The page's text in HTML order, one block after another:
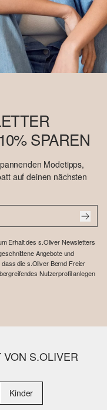
SPAREN
Modetipps,
auf deinen nächsten
Erhalt des s.Oliver Newsletters
Angebote und
die s.Oliver Bernd Freier
Nutzerprofil anlegen
S.OLIVER
Kinder